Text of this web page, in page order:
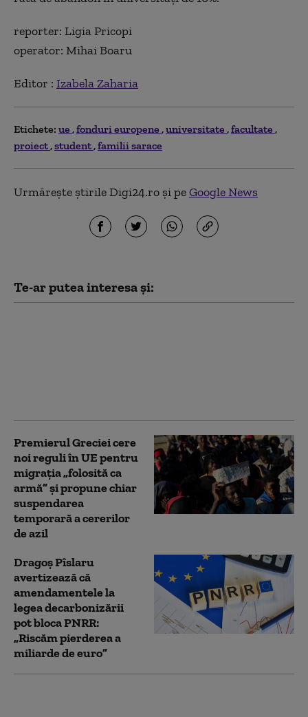
reporter: Ligia Pricopi
operator: Mihai Boaru
Editor : Izabela Zaharia
Etichete: ue fonduri europene universitate facultate
proiect student familii sarace
Urmărește știrile Digi24.ro și peGoogle News
Te-ar putea interesa și:
Premierul Greciei cere
noi reguli în UE pentru
migrația „folosită ca
armă” și propune chiar
suspendarea
temporară a cererilor
de azil
Dragoș Pîslaru
avertizează că
amendamentele la
legea decarbonizării
pot bloca PNRR:
„Riscăm pierderea a
miliarde de euro”